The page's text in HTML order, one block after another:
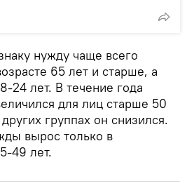
нужду чаще всего
65 лет и старше, а
24 лет. В течение года
для лиц старше 50
группах он снизился.
вырос только в
49 лет.